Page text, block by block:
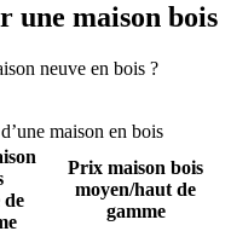
une maison bois
neuve en bois ?
maison en bois
de
Prix maison bois
moyen/haut de
gamme